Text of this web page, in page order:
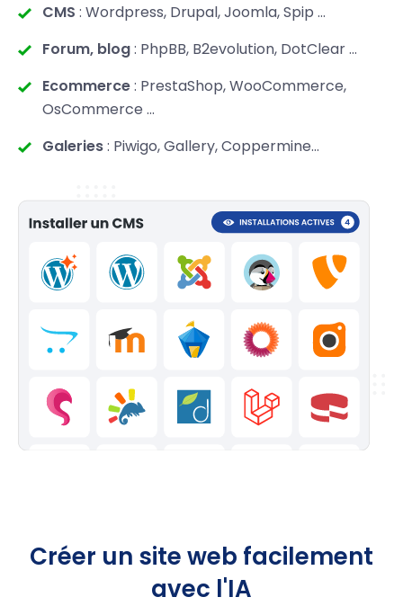
CMS : Wordpress, Drupal, Joomla, Spip ...
Forum, blog: PhpBB, B2evolution, DotClear ...
Ecommerce: PrestaShop, WooCommerce,
OsCommerce ...
Galeries: Piwigo, Gallery, Coppermine...
Créer un site web facilement
avec l'IA